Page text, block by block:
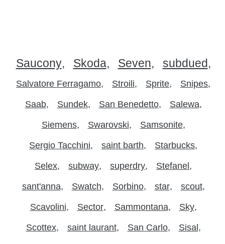
Saucony Skoda Seven subdued
Salvatore Ferragamo Stroili Sprite Snipes
Saab Sundek San Benedetto Salewa
Siemens Swarovski Samsonite
Sergio Tacchini saint barth Starbucks
Selex subway superdry Stefanel
sant'anna Swatch Sorbino star scout
Scavolini Sector Sammontana Sky
Scottex saint laurant San Carlo Sisal